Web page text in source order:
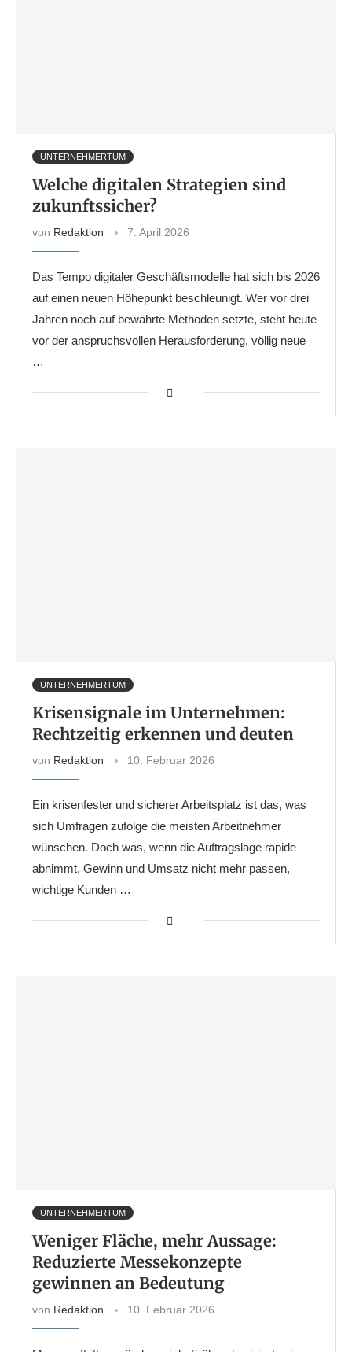
UNTERNEHMERTUM
Welche digitalen Strategien sind
zukunftssicher?
von Redaktion 7. April 2026
Das Tempo digitaler Geschäftsmodelle hat sich bis 2026
auf einen neuen Höhepunkt beschleunigt. Wer vor drei
Jahren noch auf bewährte Methoden setzte, steht heute
vor der anspruchsvollen Herausforderung, völlig neue
…
UNTERNEHMERTUM
Krisensignale im Unternehmen:
Rechtzeitig erkennen und deuten
von Redaktion 10. Februar 2026
Ein krisenfester und sicherer Arbeitsplatz ist das, was
sich Umfragen zufolge die meisten Arbeitnehmer
wünschen. Doch was, wenn die Auftragslage rapide
abnimmt, Gewinn und Umsatz nicht mehr passen,
wichtige Kunden …
UNTERNEHMERTUM
Weniger Fläche, mehr Aussage:
Reduzierte Messekonzepte
gewinnen an Bedeutung
von Redaktion 10. Februar 2026